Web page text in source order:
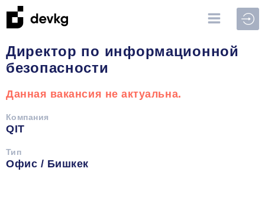
Директор по информационной
безопасности
Данная вакансия не актуальна.
Компания
QIT
Тип
Офис / Бишкек